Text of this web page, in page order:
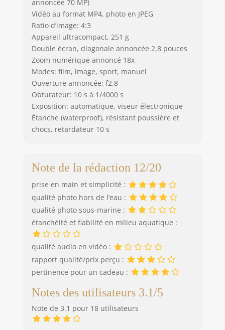
annoncée 70 MP)
Vidéo au format MP4, photo en JPEG
Ratio d’image: 4:3
Appareil ultracompact, 251 g
Double écran, diagonale annoncée 2,8 pouces
Zoom numérique annoncé 18x
Modes: film, image, sport, manuel
Ouverture annoncée: f2.8
Obturateur: 10 s à 1/4000 s
Exposition: automatique, viseur électronique
Étanche (waterproof), résistant poussière et
chocs, retardateur 10 s
Note de la rédaction 12/20
prise en main et simplicité :
qualité photo hors de l’eau :
qualité photo sous-marine :
étanchéité et fiabilité en milieu aquatique :
qualité audio en vidéo :
rapport qualité/prix perçu :
pertinence pour un cadeau :
Notes des utilisateurs 3.1/5
Note de 3.1 pour 18 utilisateurs